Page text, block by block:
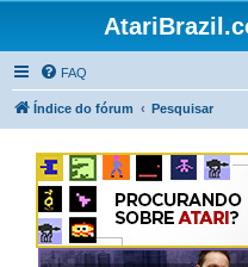
FAQ
Índice do fórum Pesquisar